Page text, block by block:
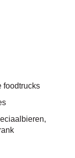
foodtrucks